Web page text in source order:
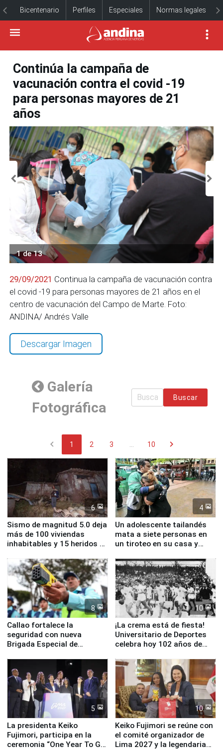
Bicentenario Perfiles Especiales Normas legales
Continúa la campaña de
vacunación contra el covid -19
para personas mayores de 21
años
1 de 13
29/09/2021 Continua la campaña de vacunación contra
el covid -19 para personas mayores de 21 años en el
centro de vacunación del Campo de Marte. Foto:
ANDINA/ Andrés Valle
Descargar Imagen
Galería
Fotográfica
Buscar
chevron_left 1 2 3 10 chevron_right
6
Sismo de magnitud 5.0 deja
más de 100 viviendas
inhabitables y 15 heridos en
4
Un adolescente tailandés
mata a siete personas en
un tiroteo en su casa y
8
Callao fortalece la
seguridad con nueva
Brigada Especial de
equipamiento para
Serenazgo
10
¡La crema está de fiesta!
Universitario de Deportes
celebra hoy 102 años de
5
La presidenta Keiko
Fujimori, participa en la
ceremonia “One Year To Go
10
Keiko Fujimori se reúne con
el comité organizador de
Lima 2027 y la legendaria